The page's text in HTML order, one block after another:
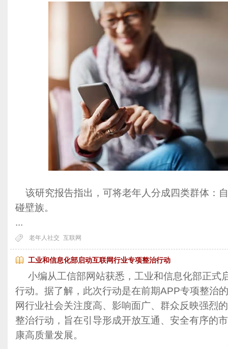
该研究报告指出，可将老年人分成四类群体：
碰壁族。
...
老年人社交 互联网
工业和信息化部启动互联网行业专项整治行动
小编从工信部网站获悉，工业和信息化部正式
行动。据了解，此次行动是在前期APP专项整治
网行业社会关注度高、影响面广、群众反映强烈
整治行动，旨在引导形成开放互通、安全有序的
康高质量发展。